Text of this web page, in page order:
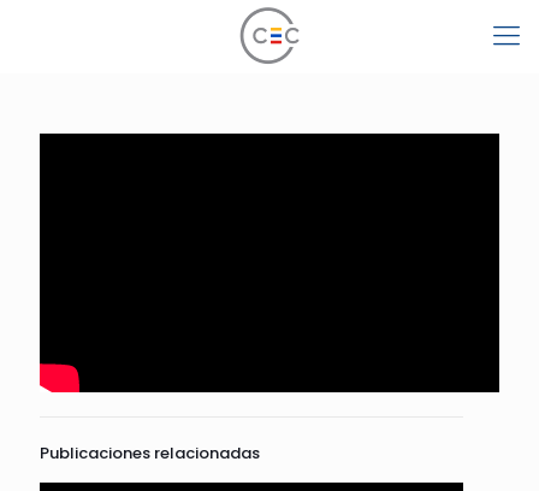
Publicaciones relacionadas